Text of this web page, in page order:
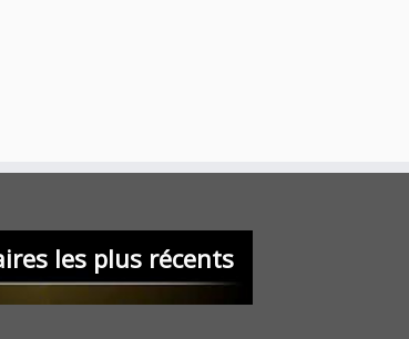
les plus récents